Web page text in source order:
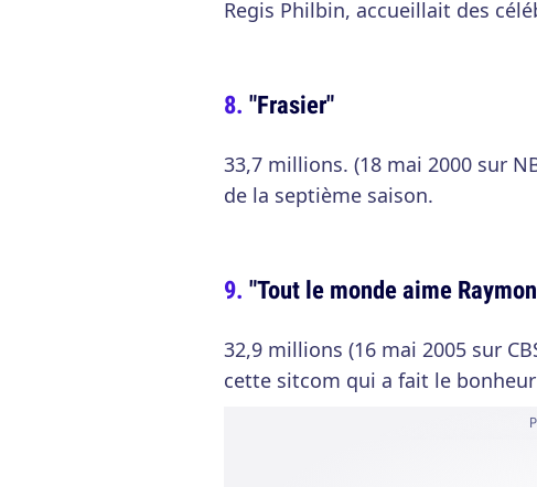
Regis Philbin, accueillait des
"Frasier"
33,7 millions. (18 mai 2000 sur
de la septième saison.
"Tout le monde aime
32,9 millions (16 mai 2005 sur
cette sitcom qui a fait le